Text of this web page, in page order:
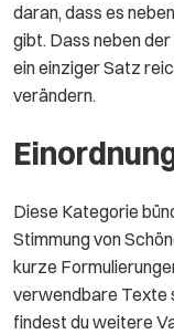
daran, dass es
gibt. Dass neben
ein einziger Satz
verändern.
Diese Kategorie
Stimmung von
kurze
verwendbare Texte
findest du weitere